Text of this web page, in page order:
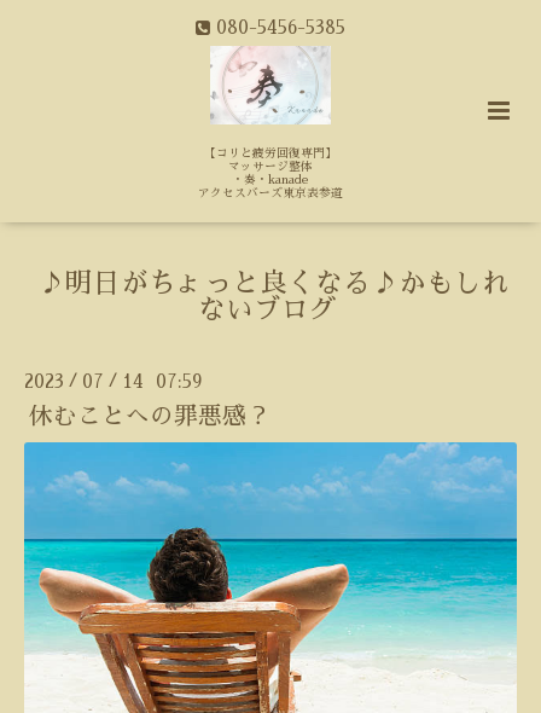
080-5456-5385
【コリと疲労回復専門】
マッサージ整体
・奏・kanade
アクセスバーズ東京表参道
♪明日がちょっと良くなる♪かもしれ
ないブログ
2023 / 07 / 14 07:59
休むことへの罪悪感？